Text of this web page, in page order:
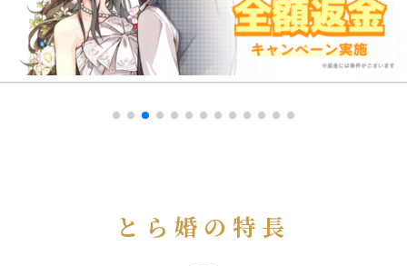
とら婚の特長